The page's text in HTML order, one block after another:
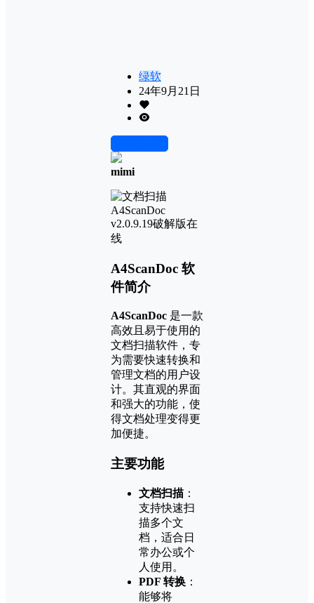
绿软
24年9月21日
mimi
A4ScanDoc 软
件简介
A4ScanDoc 是一款
高效且易于使用的
文档扫描软件，专
为需要快速转换和
管理文档的用户设
计。其直观的界面
和强大的功能，使
得文档处理变得更
加便捷。
主要功能
文档扫描 ：
支持快速扫
描多个文
档，适合日
常办公或个
人使用。
PDF 转换 ：
能够将